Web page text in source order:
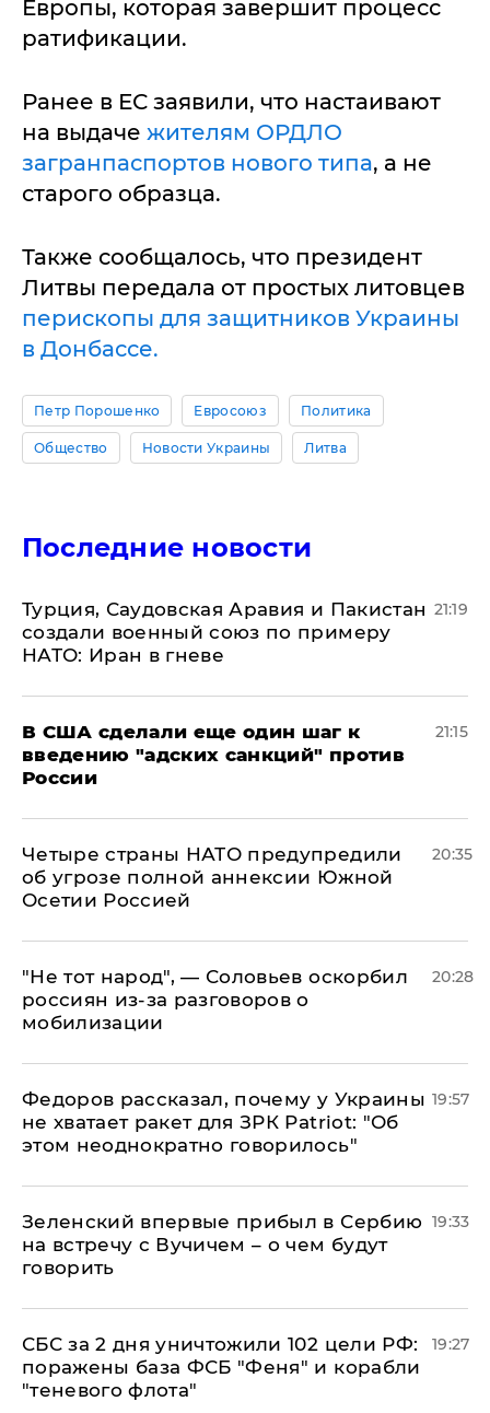
Европы, которая завершит процесс
ратификации.
Ранее в ЕС заявили, что настаивают
на выдаче жителям ОРДЛО
загранпаспортов нового типа, а не
старого образца.
Также сообщалось, что президент
Литвы передала от простых литовцев
перископы для защитников Украины
в Донбассе.
Петр Порошенко Евросоюз Политика
Общество Новости Украины Литва
Последние новости
Турция, Саудовская Аравия и Пакистан
создали военный союз по примеру
НАТО: Иран в гневе
21:19
В США сделали еще один шаг к
введению "адских санкций" против
России
21:15
Четыре страны НАТО предупредили
об угрозе полной аннексии Южной
Осетии Россией
20:35
​"Не тот народ", — Соловьев оскорбил
россиян из-за разговоров о
мобилизации
20:28
Федоров рассказал, почему у Украины
не хватает ракет для ЗРК Patriot: "Об
этом неоднократно говорилось"
19:57
Зеленский впервые прибыл в Сербию
на встречу с Вучичем – о чем будут
говорить
19:33
СБС за 2 дня уничтожили 102 цели РФ:
поражены база ФСБ "Феня" и корабли
"теневого флота"
19:27